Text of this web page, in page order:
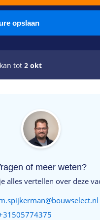
opslaan
tot 2 okt
of meer weten?
alles vertellen over deze